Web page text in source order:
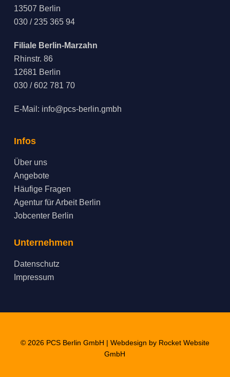
13507 Berlin
030 / 235 365 94
Filiale Berlin-Marzahn
Rhinstr. 86
12681 Berlin
030 / 602 781 70
E-Mail: info@pcs-berlin.gmbh
Infos
Über uns
Angebote
Häufige Fragen
Agentur für Arbeit Berlin
Jobcenter Berlin
Unternehmen
Datenschutz
Impressum
© 2026 PCS Berlin GmbH | Webdesign by Rocket Website
GmbH